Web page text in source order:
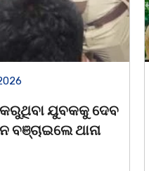
ଥିଲେ ବହୁମୁଖୀ
/ତିନି
ନୀଳକଣ୍ଠ